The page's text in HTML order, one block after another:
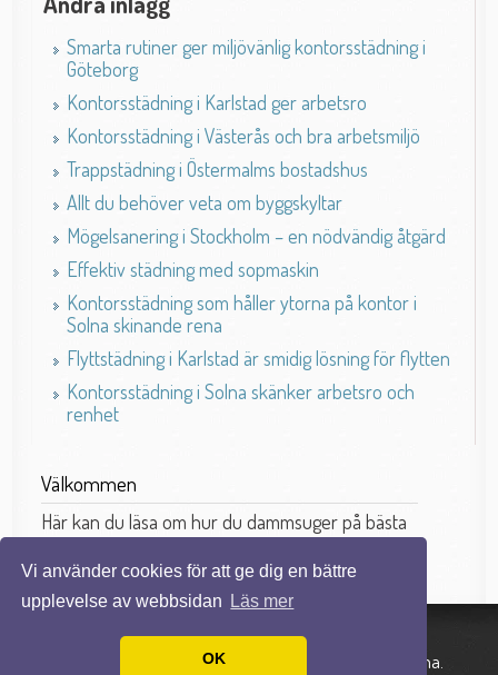
Vi använder cookies för att ge dig en bättre
upplevelse av webbsidan
Läs mer
OK
Smarta rutiner ger miljövänlig kontorsstädning i
Göteborg
Kontorsstädning i Karlstad ger arbetsro
Kontorsstädning i Västerås och bra arbetsmiljö
Trappstädning i Östermalms bostadshus
Allt du behöver veta om byggskyltar
Mögelsanering i Stockholm – en nödvändig åtgärd
Effektiv städning med sopmaskin
Kontorsstädning som håller ytorna på kontor i
Solna skinande rena
Flyttstädning i Karlstad är smidig lösning för flytten
Kontorsstädning i Solna skänker arbetsro och
renhet
Välkommen
Här kan du läsa om hur du dammsuger på bästa
© 2026 Dammsugning.net. Alla rättigheter förbehållna.